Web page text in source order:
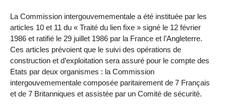
La Commission intergouvemementale a été instituée par les
articles 10 et 11 du « Traité du lien fixe » signé le 12 février
1986 et ratifié le 29 juillet 1986 par la France et l’Angleterre.
Ces articles prévoient que le suivi des opérations de
construction et d’exploitation sera assuré pour le compte des
Etats par deux organismes : la Commission
intergouvemementale composée paritairement de 7 Français
et de 7 Britanniques et assistée par un Comité de sécurité.